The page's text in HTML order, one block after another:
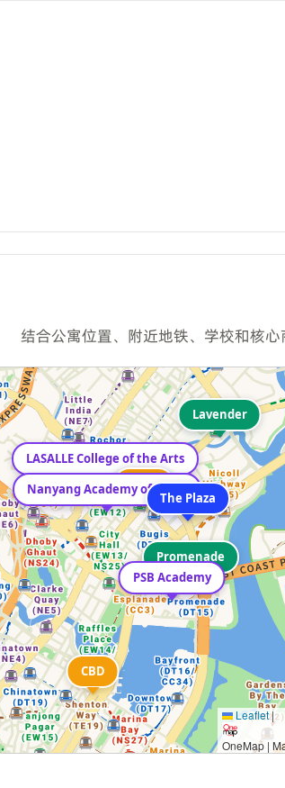
结合公寓位置、附近地铁、学校和核心
The Plaza
Bugis
Promenade
Lavender
PSB Academy
Nanyang Academy of Fine Arts
LASALLE College of the Arts
Bugis
CBD
Leaflet|
OneMap |